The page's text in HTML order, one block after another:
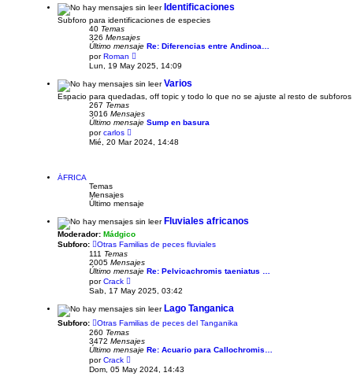
e
l
t
o
e
s
j
Identificaciones
Subforo para identificaciones de especies
40 Temas
326 Mensajes
Último mensaje Re: Diferencias entre Andinoa…
porRoman
e
r
ú
l
t
m
o
e
Lun, 19 May 2025, 14:09
Varios
Espacio para quedadas, off topic y todo lo que no se ajuste al resto de subforos
267 Temas
3016 Mensajes
Último mensaje Sump en basura
porcarlos
e
m
n
s
a
e
Mié, 20 Mar 2024, 14:48
ÁFRICA
Temas
Mensajes
Último mensaje
Fluviales africanos
Moderador: Mádgico
Subforo:
Otras Familias de peces fluviales
111 Temas
2005 Mensajes
Último mensaje Re: Pelvicachromis taeniatus …
porCrack
r
l
t
m
o
n
Sab, 17 May 2025, 03:42
Lago Tanganica
Subforo:
Otras Familias de peces del Tanganika
260 Temas
3472 Mensajes
Último mensaje Re: Acuario para Callochromis…
porCrack
r
Dom, 05 May 2024, 14:43